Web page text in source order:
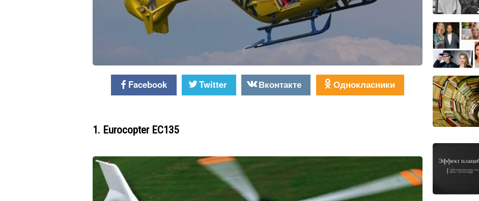
Facebook Twitter Вконтакте Однокласники
1. Eurocopter EC135